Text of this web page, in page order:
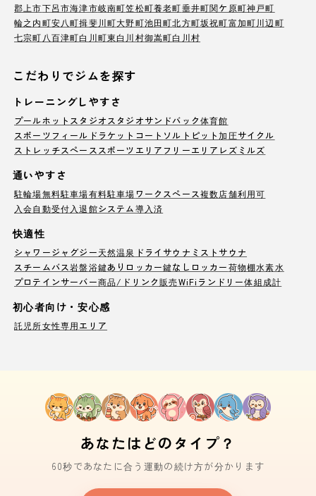
郡上市下呂市海津市岐南町笠松町養老町垂井町関ケ原町神戸町
輪之内町安八町揖斐川町大野町池田町北方町坂祝町富加町川辺町
七宗町 八百津町白川町東白川村御嵩町白川村
こだわりでジムを探す
トレーニングしやすさ
プールホットスタジオ スタジオサンドバック体育館
スポーツフィールド ラケットコート ソルトピット加圧サイクル
ストレッチスペース スポーツエリア フリーエリア レズミルズ
通いやすさ
駐輪場無料駐車場有料駐車場ワークスペース複数店舗利用可
入会自動受付 入退館システム導入済
快適性
シャワージャグジー天然温泉 ドライサウナ ミストサウナ
スチームバス岩盤浴鍵ありロッカー鍵なしロッカー荷物棚水素水
プロテインサーバー商品/ドリンク販売WiFi ランドリー体組成計
初心者向け・安心感
託児所女性専用エリア
あなたはどのタイプ？
60秒であなたに合う運動の続け方が分かります